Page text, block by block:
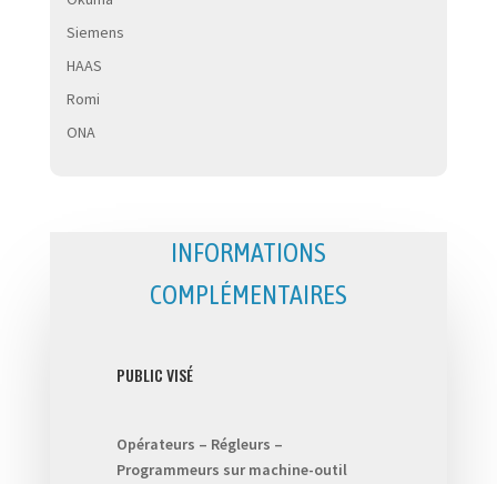
Siemens
HAAS
Romi
ONA
INFORMATIONS
COMPLÉMENTAIRES
PUBLIC VISÉ
Opérateurs – Régleurs –
Programmeurs sur machine-outil